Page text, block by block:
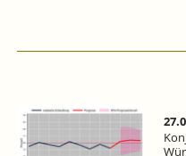
DAS
ERHOLUNG
–